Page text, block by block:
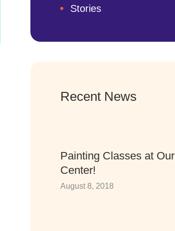
Stories
Recent News
Painting Classes at Our
Center!
August 8, 2018